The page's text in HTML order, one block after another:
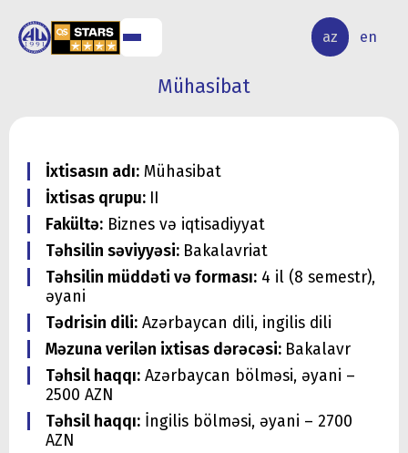
az en
ELMİ
TƏDQİQAT
Mühasibat
İxtisasın adı: Mühasibat
İxtisas qrupu:
Fakültə: Biznes və iqtisadiyyat
Təhsilin səviyyəsi: Bakalavriat
Təhsilin müddəti və forması: 4 il (8 semestr),
əyani
Tədrisin dili: Azərbaycan dili, ingilis dili
Məzuna verilən ixtisas dərəcəsi: Bakalavr
Təhsil haqqı: Azərbaycan bölməsi, əyani –
2500 AZN
Təhsil haqqı: İngilis bölməsi, əyani – 2700
AZN